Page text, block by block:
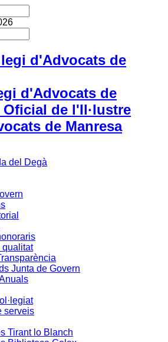
d'Advocats de
Oficial de l'Il·lustre
de Manresa
del Degà
qualitat
Junta de Govern
serveis
Tirant lo Blanch